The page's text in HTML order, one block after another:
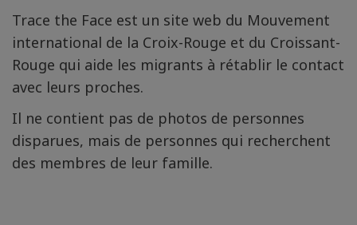
Trace the Face est un site web du Mouvement
international de la Croix-Rouge et du Croissant-
Rouge qui aide les migrants à rétablir le contact
avec leurs proches.
Il ne contient pas de photos de personnes
disparues, mais de personnes qui recherchent
des membres de leur famille.